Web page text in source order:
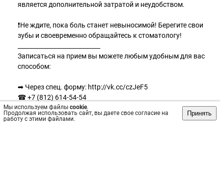
Мы используем файлы cookie.
Продолжая использовать сайт, вы даете свое согласие на
работу с этими файлами.
Принять
является дополнительной затратой и неудобством.
❗Не ждите, пока боль станет невыносимой! Берегите свои
зубы и своевременно обращайтесь к стоматологу!
Записаться на прием вы можете любым удобным для вас
способом:
➡ Через спец. форму: http://vk.cc/czJeF5
☎ +7 (812) 614-54-54
📲 +7 (911) 911-81-87
💬 Через л.с группы: [https://vk.me/vesnastoma211500801|